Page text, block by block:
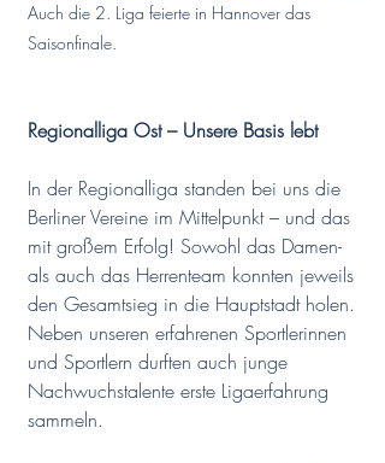
Auch die 2. Liga feierte in Hannover das
Saisonfinale.
Regionalliga Ost – Unsere Basis lebt
In der Regionalliga standen bei uns die
Berliner Vereine im Mittelpunkt – und das
mit großem Erfolg! Sowohl das Damen-
als auch das Herrenteam konnten jeweils
den Gesamtsieg in die Hauptstadt holen.
Neben unseren erfahrenen Sportlerinnen
und Sportlern durften auch junge
Nachwuchstalente erste Ligaerfahrung
sammeln.